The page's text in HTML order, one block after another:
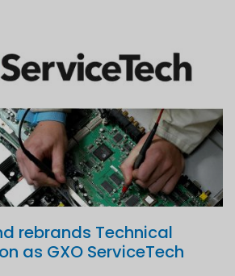
rebrands Technical
as GXO ServiceTech